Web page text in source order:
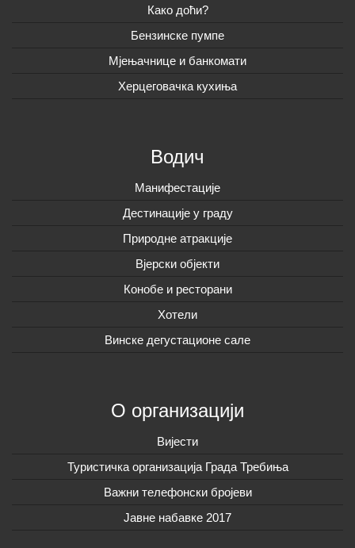
Како доћи?
Бензинске пумпе
Мјењачнице и банкомати
Херцеговачка кухиња
Водич
Манифестације
Дестинације у граду
Природне атракције
Вјерски објекти
Конобе и ресторани
Хотели
Винске дегустационе сале
О организацији
Вијeсти
Туристичка организација Града Требиња
Важни телефонски бројеви
Јавне набавке 2017